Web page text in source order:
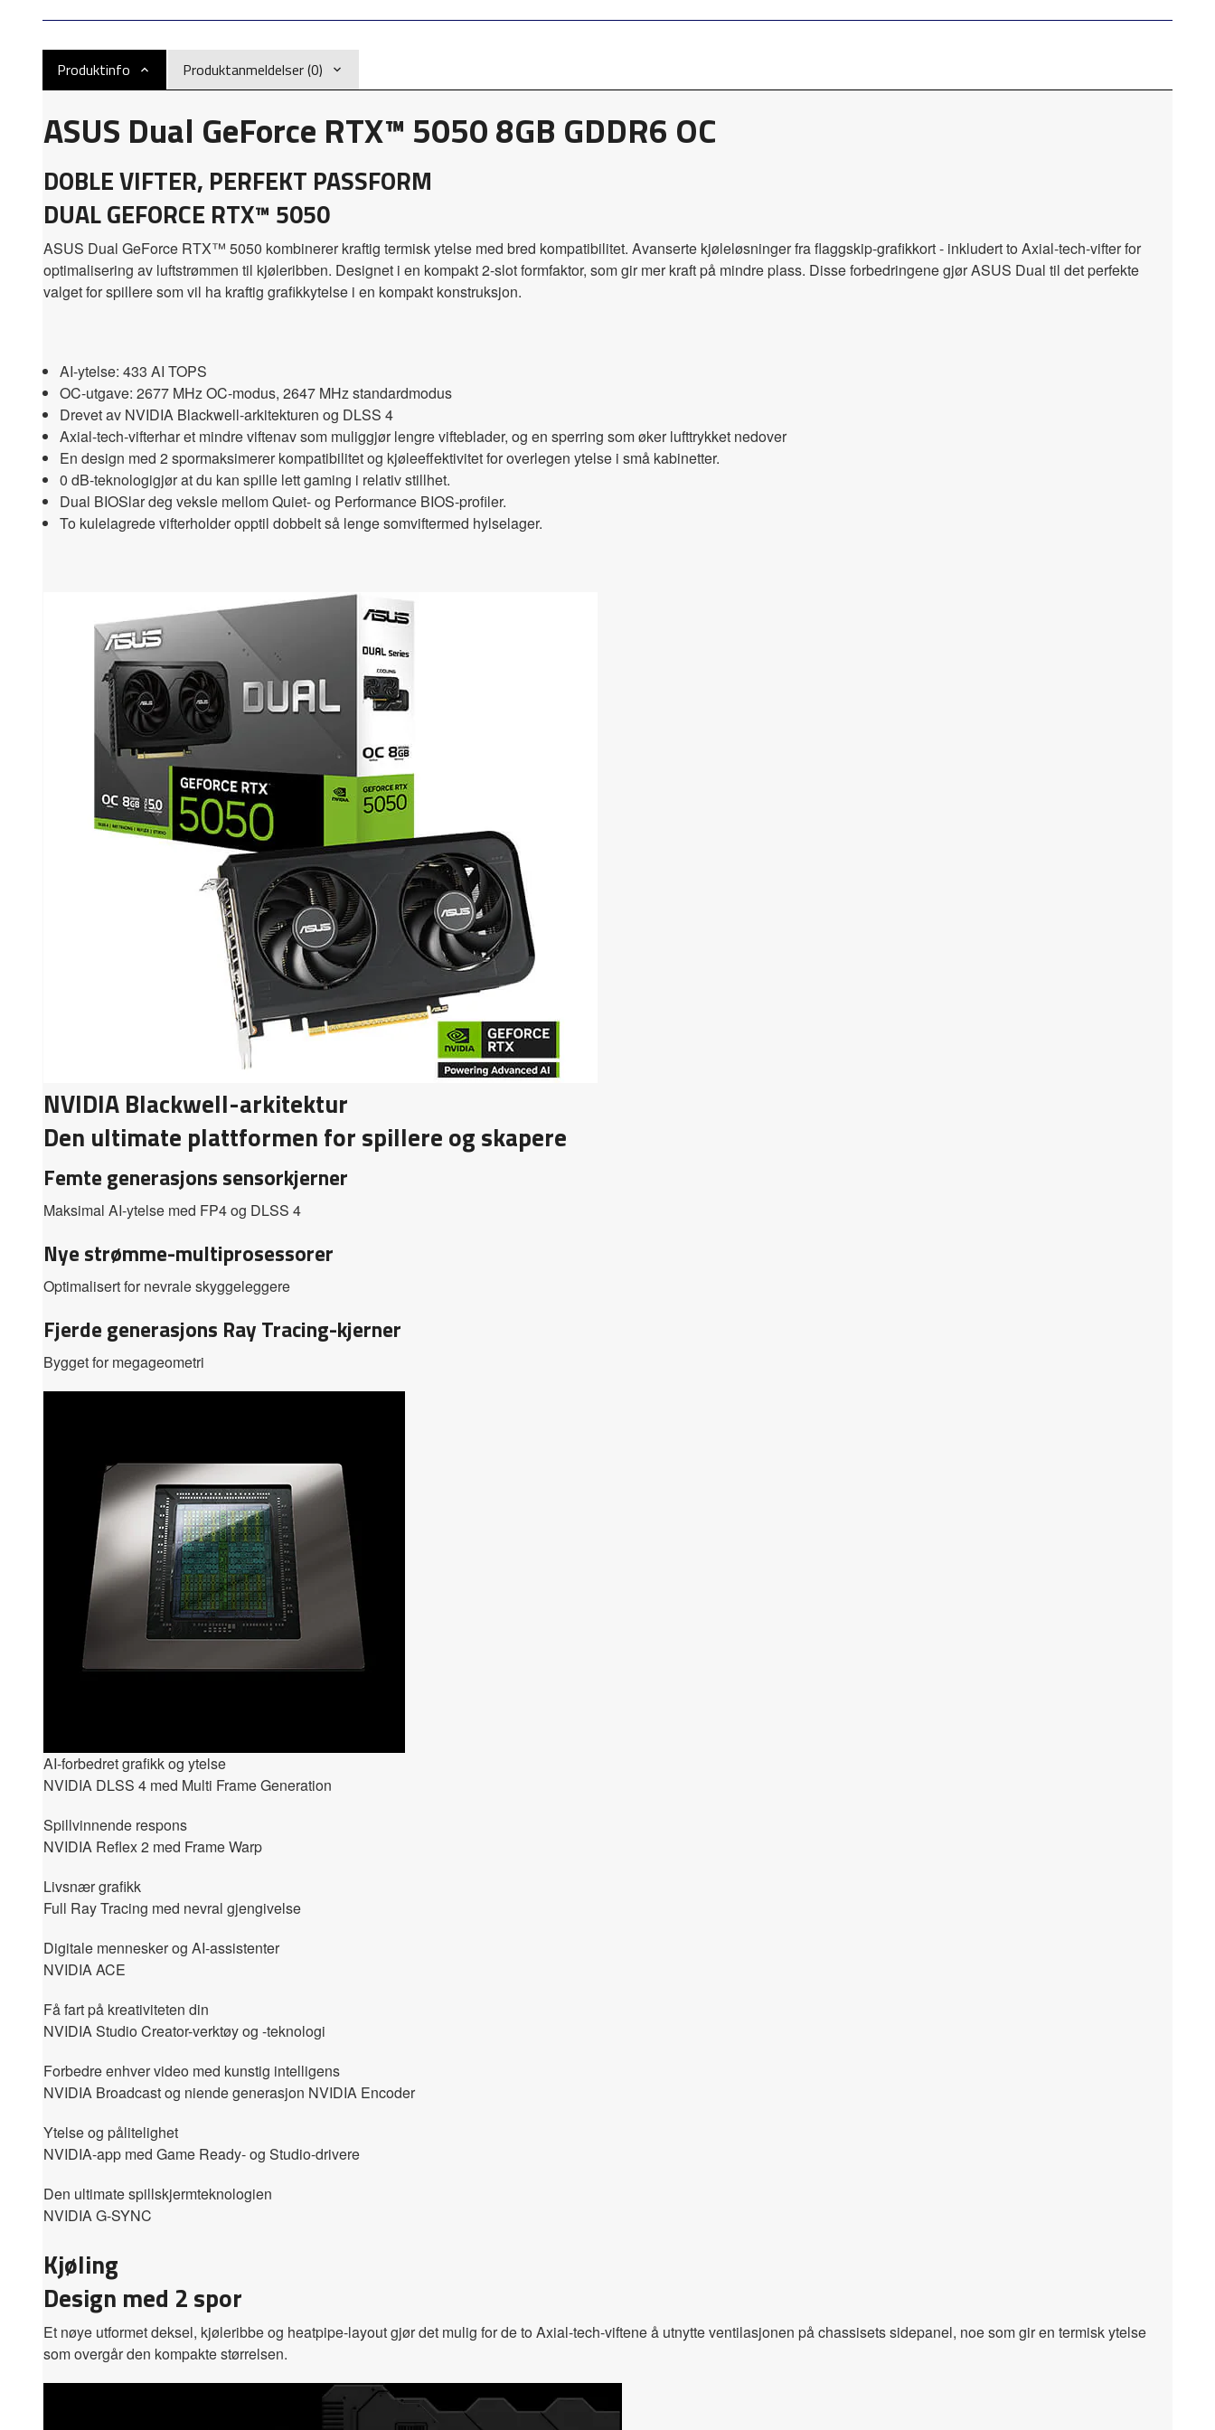
Produktinfo Produktanmeldelser (0)
ASUS Dual GeForce RTX™ 5050 8GB GDDR6 OC
DOBLE VIFTER, PERFEKT PASSFORM
DUAL GEFORCE RTX™ 5050
ASUS Dual GeForce RTX™ 5050 kombinerer kraftig termisk ytelse med bred kompatibilitet. Avanserte kjøleløsninger fra flaggskip-grafikkort - inkludert to Axial-tech-vifter for
optimalisering av luftstrømmen til kjøleribben. Designet i en kompakt 2-slot formfaktor, som gir mer kraft på mindre plass. Disse forbedringene gjør ASUS Dual til det perfekte
valget for spillere som vil ha kraftig grafikkytelse i en kompakt konstruksjon.
AI-ytelse: 433 AI TOPS
OC-utgave: 2677 MHz OC-modus, 2647 MHz standardmodus
Drevet av NVIDIA Blackwell-arkitekturen og DLSS 4
Axial-tech-vifterhar et mindre viftenav som muliggjør lengre vifteblader, og en sperring som øker lufttrykket nedover
En design med 2 spormaksimerer kompatibilitet og kjøleeffektivitet for overlegen ytelse i små kabinetter.
0 dB-teknologigjør at du kan spille lett gaming i relativ stillhet.
Dual BIOSlar deg veksle mellom Quiet- og Performance BIOS-profiler.
To kulelagrede vifterholder opptil dobbelt så lenge somviftermed hylselager.
NVIDIA Blackwell-arkitektur
Den ultimate plattformen for spillere og skapere
Femte generasjons sensorkjerner
Maksimal AI-ytelse med FP4 og DLSS 4
Nye strømme-multiprosessorer
Optimalisert for nevrale skyggeleggere
Fjerde generasjons Ray Tracing-kjerner
Bygget for megageometri
AI-forbedret grafikk og ytelse
NVIDIA DLSS 4 med Multi Frame Generation
Spillvinnende respons
NVIDIA Reflex 2 med Frame Warp
Livsnær grafikk
Full Ray Tracing med nevral gjengivelse
Digitale mennesker og AI-assistenter
NVIDIA ACE
Få fart på kreativiteten din
NVIDIA Studio Creator-verktøy og -teknologi
Forbedre enhver video med kunstig intelligens
NVIDIA Broadcast og niende generasjon NVIDIA Encoder
Ytelse og pålitelighet
NVIDIA-app med Game Ready- og Studio-drivere
Den ultimate spillskjermteknologien
NVIDIA G-SYNC
Kjøling
Design med 2 spor
Et nøye utformet deksel, kjøleribbe og heatpipe-layout gjør det mulig for de to Axial-tech-viftene å utnytte ventilasjonen på chassisets sidepanel, noe som gir en termisk ytelse
som overgår den kompakte størrelsen.